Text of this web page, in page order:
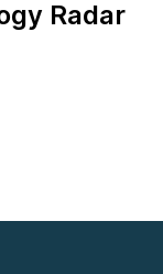
Radar